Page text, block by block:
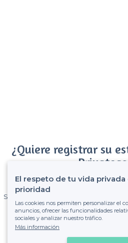
¿Quiere registrar su
Gane muchos clientes entre el
Sin comisiones y sin compromiso,
de ver la
Registrar mi
El respeto de tu vida privada
prioridad
Las cookies nos permiten personalizar el
anuncios, ofrecer las funcionalidades
sociales y analizar nuestro tráfico.
Más información